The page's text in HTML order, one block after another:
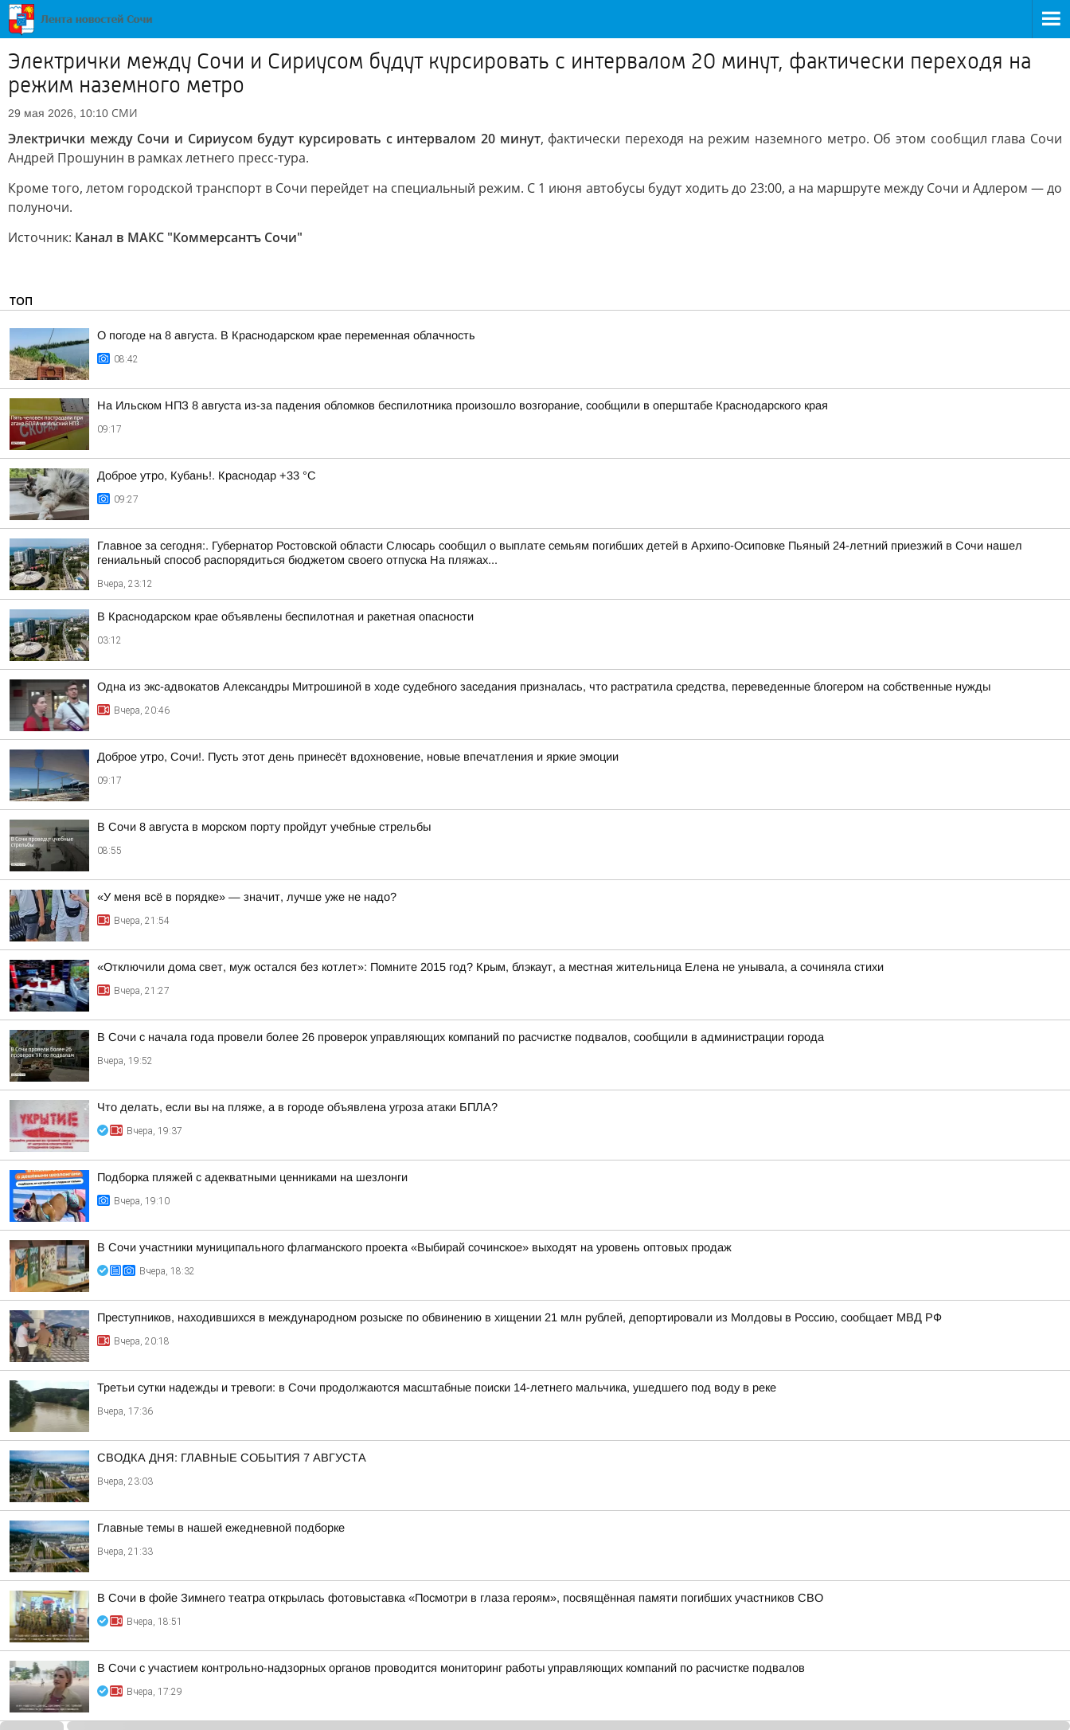
Электрички между Сочи и Сириусом будут курсировать с интервалом 20 минут, фактически переходя на
режим наземного метро
29 мая 2026, 10:10 СМИ
Электрички между Сочи и Сириусом будут курсировать с интервалом 20 минут, фактически переходя на режим наземного метро. Об этом сообщил глава Сочи
Андрей Прошунин в рамках летнего пресс-тура.
Кроме того, летом городской транспорт в Сочи перейдет на специальный режим. С 1 июня автобусы будут ходить до 23:00, а на маршруте между Сочи и Адлером — до
полуночи.
Источник: Канал в МАКС "Коммерсантъ Сочи"
ТОП
О погоде на 8 августа. В Краснодарском крае переменная облачность
08:42
На Ильском НПЗ 8 августа из-за падения обломков беспилотника произошло возгорание, сообщили в оперштабе Краснодарского края
09:17
Доброе утро, Кубань!. Краснодар +33 °С
09:27
Главное за сегодня:. Губернатор Ростовской области Слюсарь сообщил о выплате семьям погибших детей в Архипо-Осиповке Пьяный 24-летний приезжий в Сочи нашел
гениальный способ распорядиться бюджетом своего отпуска На пляжах...
Вчера, 23:12
В Краснодарском крае объявлены беспилотная и ракетная опасности
03:12
Одна из экс-адвокатов Александры Митрошиной в ходе судебного заседания призналась, что растратила средства, переведенные блогером на собственные нужды
Вчера, 20:46
Доброе утро, Сочи!. Пусть этот день принесёт вдохновение, новые впечатления и яркие эмоции
09:17
В Сочи 8 августа в морском порту пройдут учебные стрельбы
08:55
«У меня всё в порядке» — значит, лучше уже не надо?
Вчера, 21:54
«Отключили дома свет, муж остался без котлет»: Помните 2015 год? Крым, блэкаут, а местная жительница Елена не унывала, а сочиняла стихи
Вчера, 21:27
В Сочи с начала года провели более 26 проверок управляющих компаний по расчистке подвалов, сообщили в администрации города
Вчера, 19:52
Что делать, если вы на пляже, а в городе объявлена угроза атаки БПЛА?
Вчера, 19:37
Подборка пляжей с адекватными ценниками на шезлонги
Вчера, 19:10
В Сочи участники муниципального флагманского проекта «Выбирай сочинское» выходят на уровень оптовых продаж
Вчера, 18:32
Преступников, находившихся в международном розыске по обвинению в хищении 21 млн рублей, депортировали из Молдовы в Россию, сообщает МВД РФ
Вчера, 20:18
Третьи сутки надежды и тревоги: в Сочи продолжаются масштабные поиски 14-летнего мальчика, ушедшего под воду в реке
Вчера, 17:36
СВОДКА ДНЯ: ГЛАВНЫЕ СОБЫТИЯ 7 АВГУСТА
Вчера, 23:03
Главные темы в нашей ежедневной подборке
Вчера, 21:33
В Сочи в фойе Зимнего театра открылась фотовыставка «Посмотри в глаза героям», посвящённая памяти погибших участников СВО
Вчера, 18:51
В Сочи с участием контрольно-надзорных органов проводится мониторинг работы управляющих компаний по расчистке подвалов
Вчера, 17:29